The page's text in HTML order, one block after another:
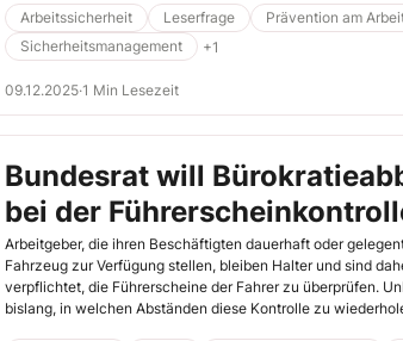
Arbeitssicherheit Leserfrage
Prävention am
Sicherheitsmanagement
+1
09.12.2025·1 Min Lesezeit
Bundesrat will
bei der
durch den Arbeitgeber
Arbeitgeber, die ihren Beschäftigten dauerhaft oder
Fahrzeug zur Verfügung stellen, bleiben Halter und sind
verpflichtet, die Führerscheine der Fahrer zu überprüfen.
bislang, in welchen Abständen diese Kontrolle zu